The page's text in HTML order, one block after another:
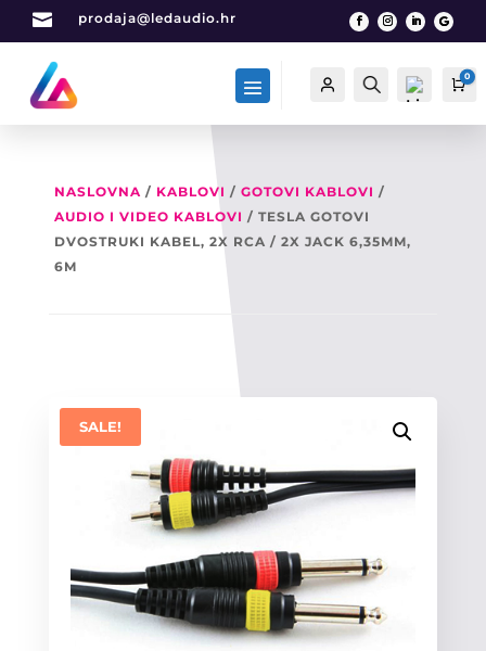
 prodaja@ledaudio.hr
Račun Traži
a
0
NASLOVNA/ KABLOVI / GOTOVI KABLOVI /
AUDIO I VIDEO KABLOVI / TESLA GOTOVI
DVOSTRUKI KABEL, 2X RCA / 2X JACK 6,35MM,
6M
SALE!